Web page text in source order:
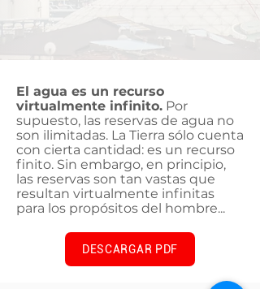
El agua es un recurso
virtualmente infinito. Por
supuesto, las reservas de agua no
son ilimitadas. La Tierra sólo cuenta
con cierta cantidad: es un recurso
finito. Sin embargo, en principio,
las reservas son tan vastas que
resultan virtualmente infinitas
para los propósitos del hombre...
DESCARGAR PDF